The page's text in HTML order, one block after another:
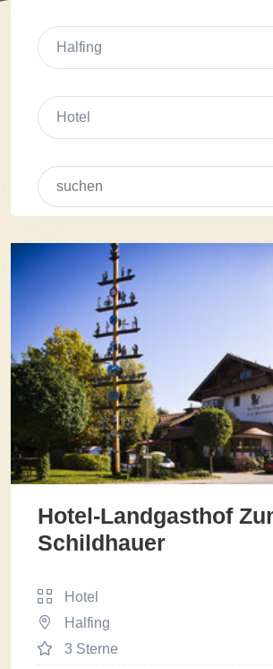
Halfing
Hotel
Hotel-Landgasthof
Schildhauer
Hotel
Halfing
3 Sterne